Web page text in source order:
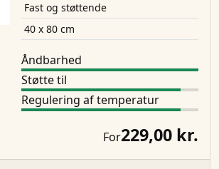
Fast og støttende
40 x 80 cm
Åndbarhed
Støtte til
Regulering af temperatur
For229,00 kr.